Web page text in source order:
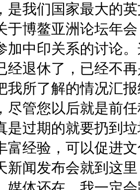
是我们国家最大的
于博鳌亚洲论坛年
加中印关系的讨论
经退休了，已经不
我所了解的情况汇
尽管您以后就是前
是过期的就要扔到
富经验，可以促进
新闻发布会就到这